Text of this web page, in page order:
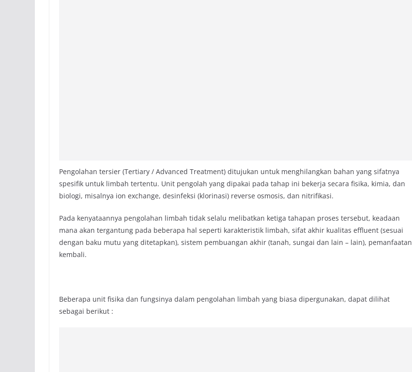
Pengolahan tersier (Tertiary / Advanced Treatment) ditujukan untuk menghilangkan bahan yang sifatnya
spesifik untuk limbah tertentu. Unit pengolah yang dipakai pada tahap ini bekerja secara fisika, kimia, dan
biologi, misalnya ion exchange, desinfeksi (klorinasi) reverse osmosis, dan nitrifikasi.
Pada kenyataannya pengolahan limbah tidak selalu melibatkan ketiga tahapan proses tersebut, keadaan
mana akan tergantung pada beberapa hal seperti karakteristik limbah, sifat akhir kualitas effluent (sesuai
dengan baku mutu yang ditetapkan), sistem pembuangan akhir (tanah, sungai dan lain – lain), pemanfaatan
kembali.
Beberapa unit fisika dan fungsinya dalam pengolahan limbah yang biasa dipergunakan, dapat dilihat
sebagai berikut :